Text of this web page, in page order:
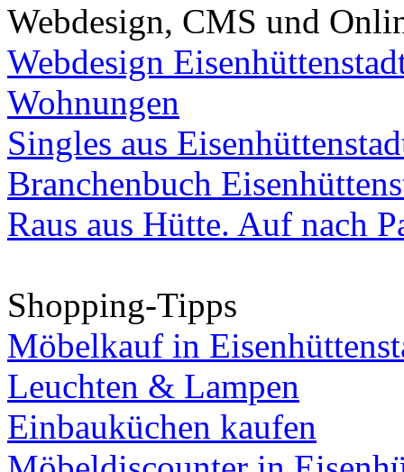
Webdesign, CMS und
Webdesign
Wohnungen
Singles aus
Branchenbuch
Raus aus Hütte. Auf nach
Shopping-Tipps
Möbelkauf in
Leuchten & Lampen
Einbauküchen kaufen